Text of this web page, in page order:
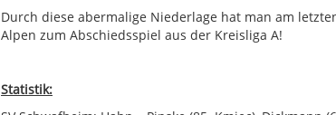
Durch diese abermalige Niederlage hat man am
Alpen zum Abschiedsspiel aus der Kreisliga A!
Statistik: